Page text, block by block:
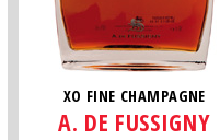
XO FINE CHAMPAGNE
A. DE FUSSIGNY